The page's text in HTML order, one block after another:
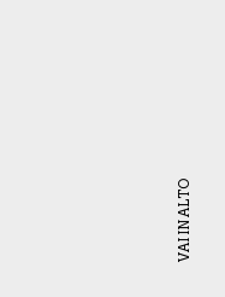
VAI IN ALTO